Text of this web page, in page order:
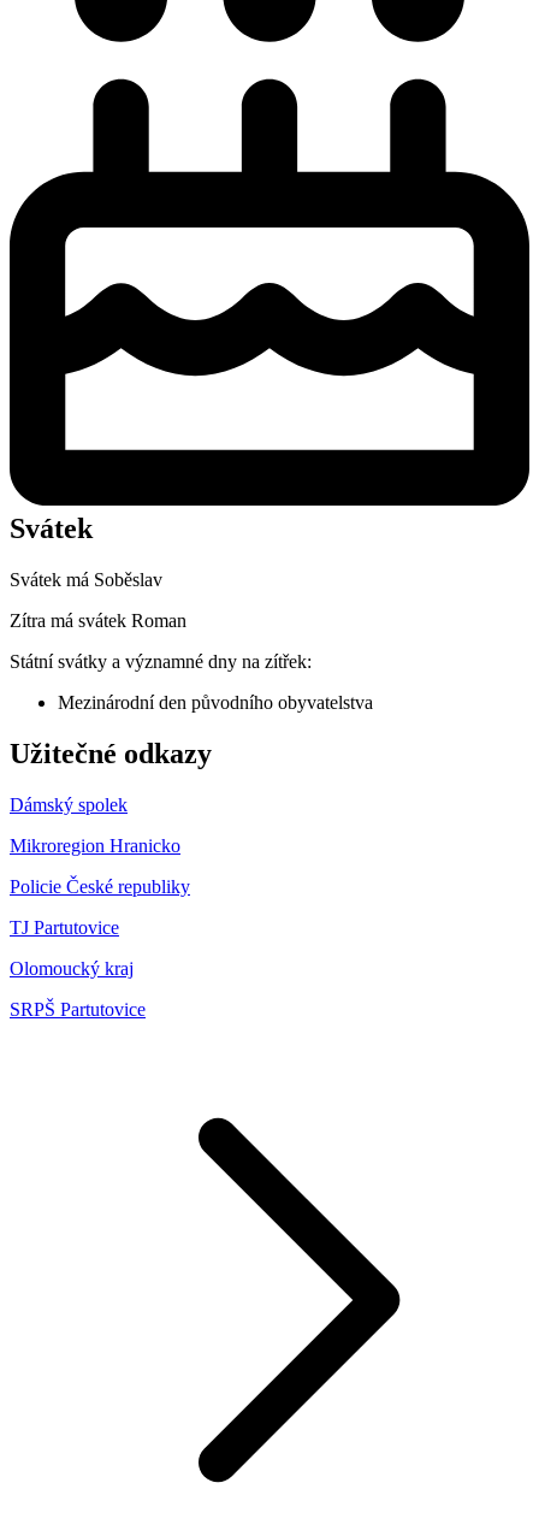
Svátek
Svátek má Soběslav
Zítra má svátek Roman
Státní svátky a významné dny na zítřek:
Mezinárodní den původního obyvatelstva
Užitečné odkazy
Dámský spolek
Mikroregion Hranicko
Policie České republiky
TJ Partutovice
Olomoucký kraj
SRPŠ Partutovice